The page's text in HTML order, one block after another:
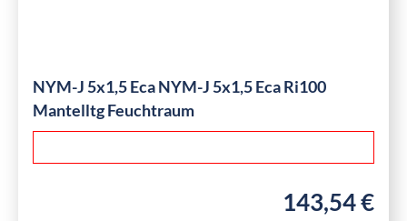
NYM-J 5x1,5 Eca NYM-J 5x1,5 Eca Ri100
Mantelltg Feuchtraum
Regulärer Preis:
143,54 €